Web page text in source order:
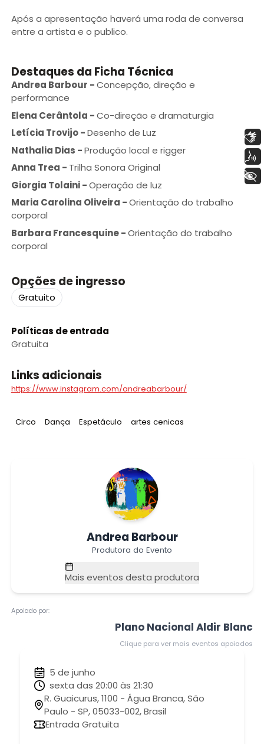
Após a apresentação haverá uma roda de conversa
entre a artista e o publico.
Destaques da Ficha Técnica
Andrea Barbour -Concepção, direção e
performance
Elena Cerântola -Co-direção e dramaturgia
Letícia Trovijo-Desenho de Luz
Nathalia Dias -Produção local e rigger
Anna Trea - Trilha Sonora Original
Giorgia Tolaini-Operação de luz
Maria Carolina Oliveira -Orientação do trabalho
corporal
Barbara Francesquine-Orientação do trabalho
corporal
Opções de ingresso
Gratuito
Políticas de entrada
Gratuita
Links adicionais
https://www.instagram.com/andreabarbour/
Tag:
Circo Tag:
Dança Tag:
Espetáculo Tag:
artes cenicas
Andrea Barbour
Produtora do Evento
Mais eventos desta produtora
Apoiado por:
Plano Nacional Aldir Blanc
Clique para ver mais eventos apoiados
5 de junho
sexta das 20:00 às 21:30
R. Guaicurus, 1100 - Água Branca, São
Paulo - SP, 05033-002, Brasil
Entrada Gratuita